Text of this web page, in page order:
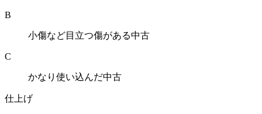
B
小傷など目立つ傷がある中古
C
かなり使い込んだ中古
仕上げ